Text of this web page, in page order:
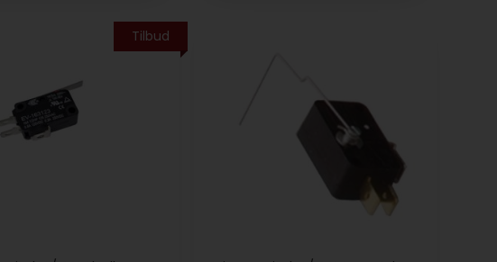
Tilbud